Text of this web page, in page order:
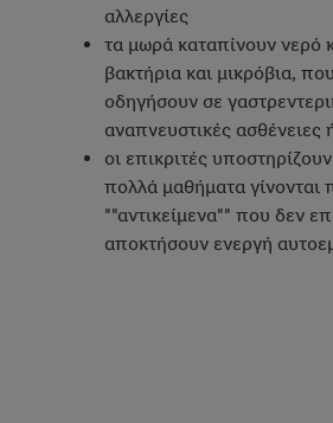
αλλεργίες
τα μωρά καταπίνουν νερό
βακτήρια και μικρόβια,
οδηγήσουν σε
αναπνευστικές ασθένειες
οι επικριτές
πολλά μαθήματα γίνονται
""αντικείμενα"" που δεν
αποκτήσουν ενεργή